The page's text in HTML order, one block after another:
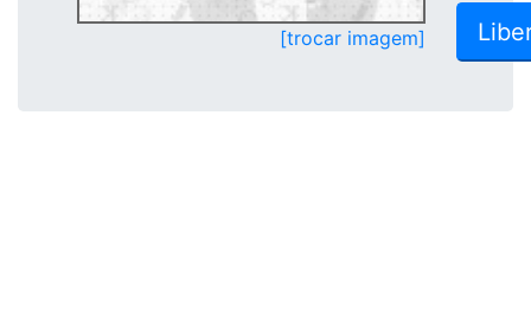
[trocar imagem]